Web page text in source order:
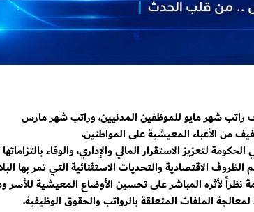
شهر مايو للموظفين المدنيين، وراتب شهر مارس
من الأعباء المعيشية على المواطنين.
لتعزيز الاستقرار المالي والإداري، والوفاء
الاقتصادية والتحديات الاستثنائية التي تمر بها
نظراً لأثره المباشر على تحسين الأوضاع المعيشية للأسر
الملفات المتعلقة بالرواتب والحقوق الوظيفية.